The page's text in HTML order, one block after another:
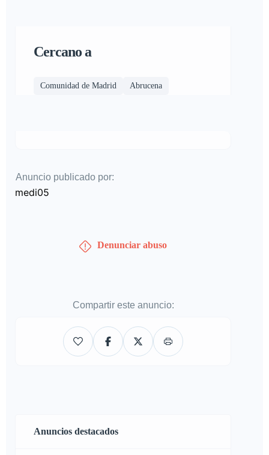
Cercano a
Comunidad de Madrid Abrucena
Anuncio publicado por:
medi05
Denunciar abuso
Compartir este anuncio:
Anuncios destacados